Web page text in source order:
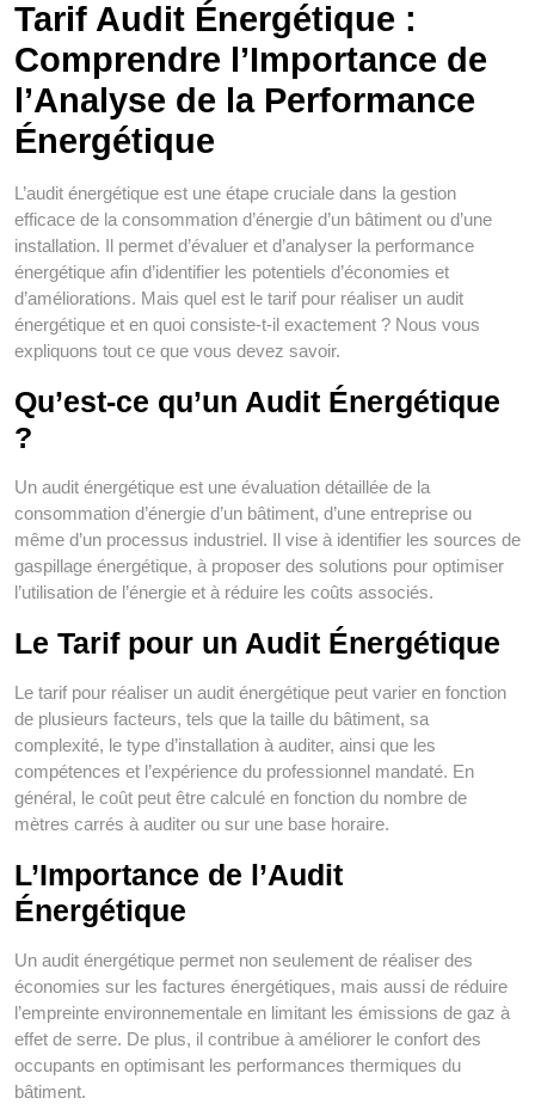
Tarif Audit Énergétique :
Comprendre l’Importance de
l’Analyse de la Performance
Énergétique
L’audit énergétique est une étape cruciale dans la gestion
efficace de la consommation d’énergie d’un bâtiment ou d’une
installation. Il permet d’évaluer et d’analyser la performance
énergétique afin d’identifier les potentiels d’économies et
d’améliorations. Mais quel est le tarif pour réaliser un audit
énergétique et en quoi consiste-t-il exactement ? Nous vous
expliquons tout ce que vous devez savoir.
Qu’est-ce qu’un Audit Énergétique
?
Un audit énergétique est une évaluation détaillée de la
consommation d’énergie d’un bâtiment, d’une entreprise ou
même d’un processus industriel. Il vise à identifier les sources de
gaspillage énergétique, à proposer des solutions pour optimiser
l’utilisation de l’énergie et à réduire les coûts associés.
Le Tarif pour un Audit Énergétique
Le tarif pour réaliser un audit énergétique peut varier en fonction
de plusieurs facteurs, tels que la taille du bâtiment, sa
complexité, le type d’installation à auditer, ainsi que les
compétences et l’expérience du professionnel mandaté. En
général, le coût peut être calculé en fonction du nombre de
mètres carrés à auditer ou sur une base horaire.
L’Importance de l’Audit
Énergétique
Un audit énergétique permet non seulement de réaliser des
économies sur les factures énergétiques, mais aussi de réduire
l’empreinte environnementale en limitant les émissions de gaz à
effet de serre. De plus, il contribue à améliorer le confort des
occupants en optimisant les performances thermiques du
bâtiment.